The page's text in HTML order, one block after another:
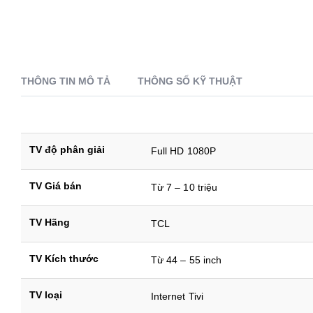
THÔNG TIN MÔ TẢ THÔNG SỐ KỸ THUẬT
TV độ phân giải Full HD 1080P
TV Giá bán Từ 7 – 10 triệu
TV Hãng TCL
TV Kích thước Từ 44 – 55 inch
TV loại Internet Tivi